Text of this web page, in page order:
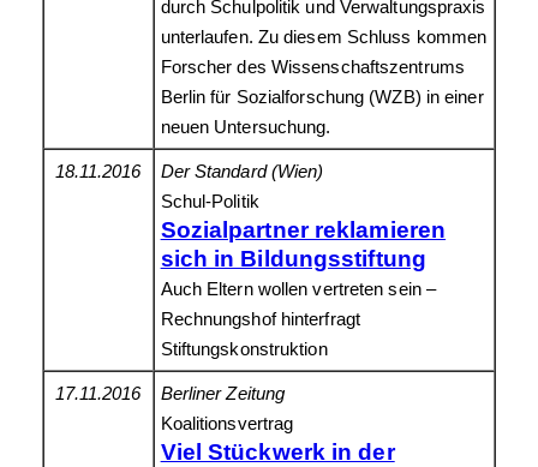
durch Schulpolitik und Verwaltungspraxis
unterlaufen. Zu diesem Schluss kommen
Forscher des Wissenschaftszentrums
Berlin für Sozialforschung (WZB) in einer
neuen Untersuchung.
18.11.2016
Der Standard (Wien)
Schul-Politik
Sozialpartner reklamieren
sich in Bildungsstiftung
Auch Eltern wollen vertreten sein –
Rechnungshof hinterfragt
Stiftungskonstruktion
17.11.2016
Berliner Zeitung
Koalitionsvertrag
Viel Stückwerk in der